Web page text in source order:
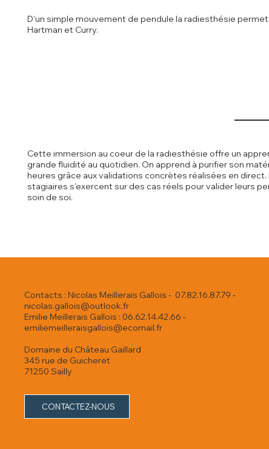
D'un simple mouvement de pendule la radiesthésie
Hartman et Curry.
Cette immersion au coeur de la radiesthésie offre un
grande fluidité au quotidien. On apprend à purifier son
heures grâce aux validations concrètes réalisées en
stagiaires s'exercent sur des cas réels pour valider leurs
soin de soi.
Contacts : Nicolas Meillerais Gallois - 07.82.16.87.79 -
nicolas.gallois@outlook.fr
Emilie Meillerais Gallois : 06.62.14.42.66 -
emiliemeilleraisgallois@ecomail.fr
Domaine du Château Gaillard
345 rue de Guicheret
71250 Sailly
CONTACTEZ-NOUS